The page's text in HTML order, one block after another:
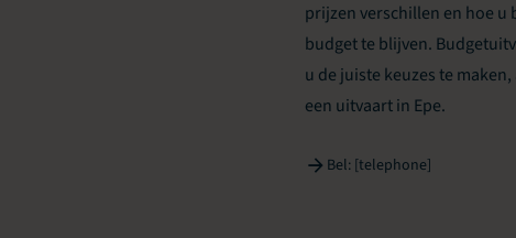
prijzen verschillen en hoe u
budget te blijven.
u de juiste keuzes te
een uitvaart in Epe.
Bel: [telephone]